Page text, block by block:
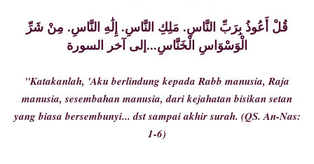
قُلْ أَعُوذُ بِرَبِّ النَّاسِ. مَلِكِ النَّاسِ. إِلَٰهِ النَّاسِ. مِنْ شَرِّ
الْوَسْوَاسِ الْخَنَّاسِ...إلى آخر السورة
"Katakanlah, 'Aku berlindung kepada Rabb manusia, Raja
manusia, sesembahan manusia, dari kejahatan bisikan setan
yang biasa bersembunyi... dst sampai akhir surah. (QS. An-Nas:
1-6)